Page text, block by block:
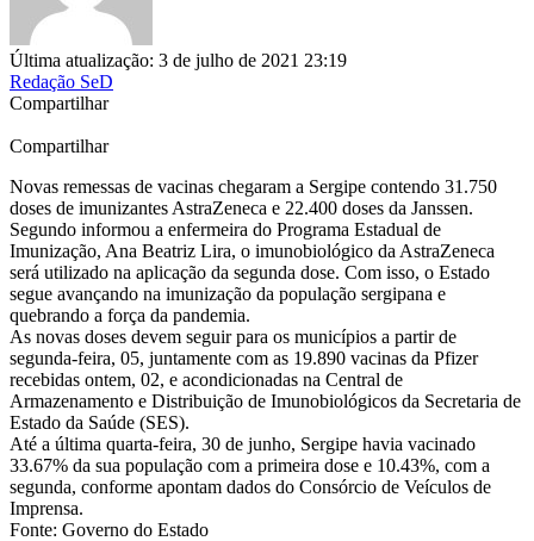
Última atualização: 3 de julho de 2021 23:19
Redação SeD
Compartilhar
Compartilhar
Novas remessas de vacinas chegaram a Sergipe contendo 31.750
doses de imunizantes AstraZeneca e 22.400 doses da Janssen.
Segundo informou a enfermeira do Programa Estadual de
Imunização, Ana Beatriz Lira, o imunobiológico da AstraZeneca
será utilizado na aplicação da segunda dose. Com isso, o Estado
segue avançando na imunização da população sergipana e
quebrando a força da pandemia.
As novas doses devem seguir para os municípios a partir de
segunda-feira, 05, juntamente com as 19.890 vacinas da Pfizer
recebidas ontem, 02, e acondicionadas na Central de
Armazenamento e Distribuição de Imunobiológicos da Secretaria de
Estado da Saúde (SES).
Até a última quarta-feira, 30 de junho, Sergipe havia vacinado
33.67% da sua população com a primeira dose e 10.43%, com a
segunda, conforme apontam dados do Consórcio de Veículos de
Imprensa.
Fonte: Governo do Estado